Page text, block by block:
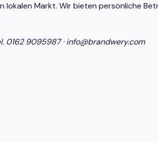
lokalen Markt. Wir bieten persönliche
0162 9095987·info@brandwery.com